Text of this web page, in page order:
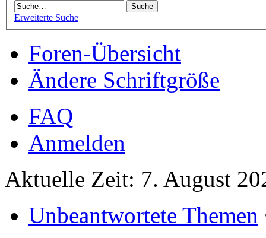
Erweiterte Suche
Foren-Übersicht
Ändere Schriftgröße
FAQ
Anmelden
Aktuelle Zeit: 7. August
Unbeantwortete Themen